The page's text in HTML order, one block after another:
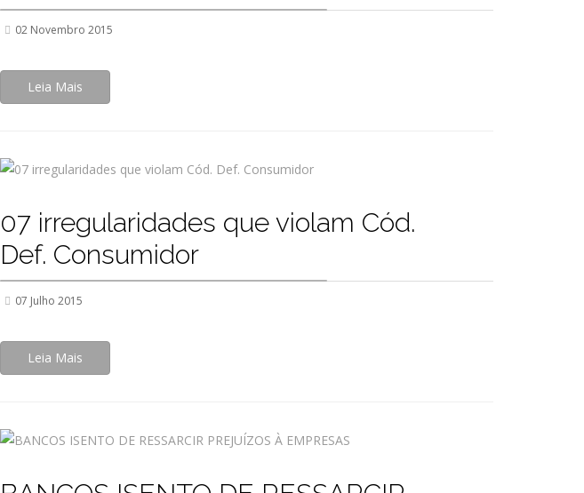
02 Novembro 2015
Leia Mais
07 irregularidades que violam Cód.
Def. Consumidor
07 Julho 2015
Leia Mais